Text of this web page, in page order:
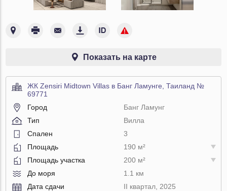
Показать на карте
ЖК Zensiri Midtown Villas в Банг Ламунге, Таиланд №
69771
Город
Банг Ламунг
Тип
Вилла
Спален
3
Площадь
190 м²
Площадь участка
200 м²
До моря
1.1 км
Дата сдачи
II квартал, 2025